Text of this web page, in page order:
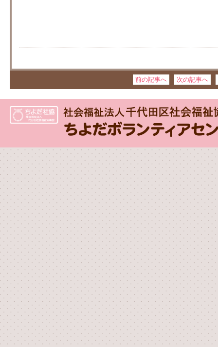
前の記事へ 次の記事へ